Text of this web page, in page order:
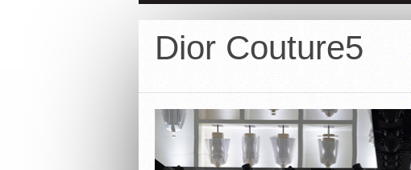
Dior Couture5